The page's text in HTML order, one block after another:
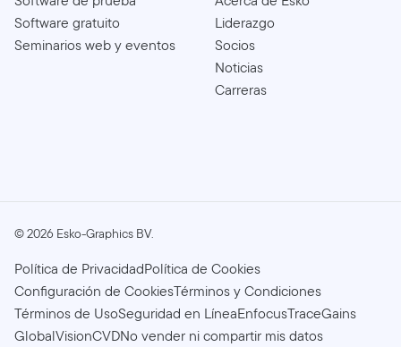
Software gratuito
Seminarios web y eventos
Liderazgo
Socios
Noticias
Carreras
©2026 Esko-Graphics BV.
Política de PrivacidadPolítica de Cookies
Configuración de CookiesTérminos y Condiciones
Términos de UsoSeguridad en LíneaEnfocusTraceGains
GlobalVisionCVDNo vender ni compartir mis datos